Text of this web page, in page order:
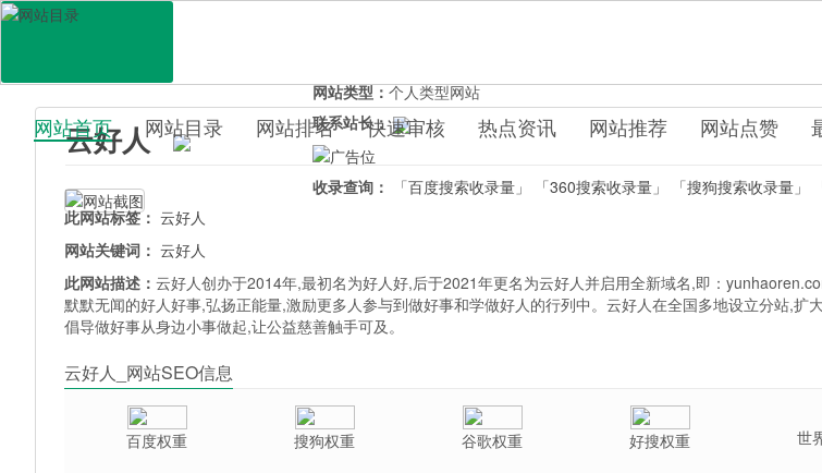
百科目录
网站首页 网站目录 网站排名 快速审核 热点资讯 网站推荐 网站点赞
云好人
网站类型：个人类型网站
联系站长：
收录查询： 「百度搜索收录量」 「360搜索收录量」 「搜狗搜索收录量」
此网站标签： 云好人
网站关键词： 云好人
此网站描述：云好人创办于2014年,最初名为好人好,后于2021年更名为云好人并启用全新域名,即：
默默无闻的好人好事,弘扬正能量,激励更多人参与到做好事和学做好人的行列中。云好人在全国多地设立分站,扩
倡导做好事从身边小事做起,让公益慈善触手可及。
云好人_网站SEO信息
百度权重 搜狗权重 谷歌权重 好搜权重 世